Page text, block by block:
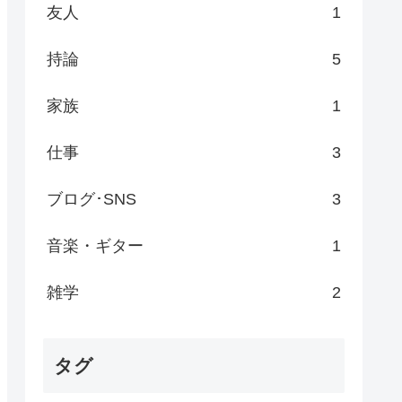
友人 1
持論 5
家族 1
仕事 3
ブログ･SNS 3
音楽・ギター 1
雑学 2
タグ